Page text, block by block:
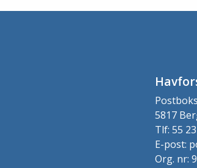
5817
Tlf: 55
E-post:
Org. nr: